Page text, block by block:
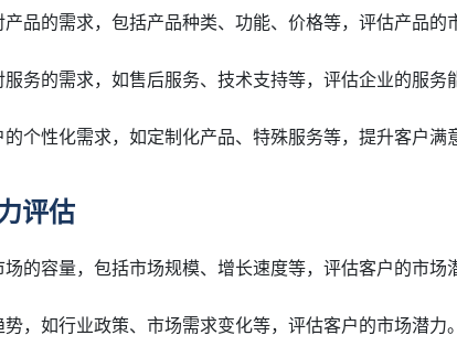
品的需求，包括产品种类、功能、价格等，评估产品的
务的需求，如售后服务、技术支持等，评估企业的服务
个性化需求，如定制化产品、特殊服务等，提升客户满
评估
的容量，包括市场规模、增长速度等，评估客户的市场
，如行业政策、市场需求变化等，评估客户的市场潜力。